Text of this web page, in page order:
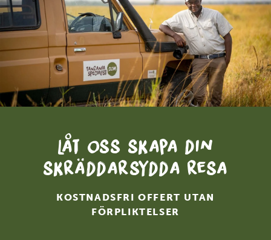
Låt oss skapa din
skräddarsydda resa
KOSTNADSFRI OFFERT UTAN
FÖRPLIKTELSER